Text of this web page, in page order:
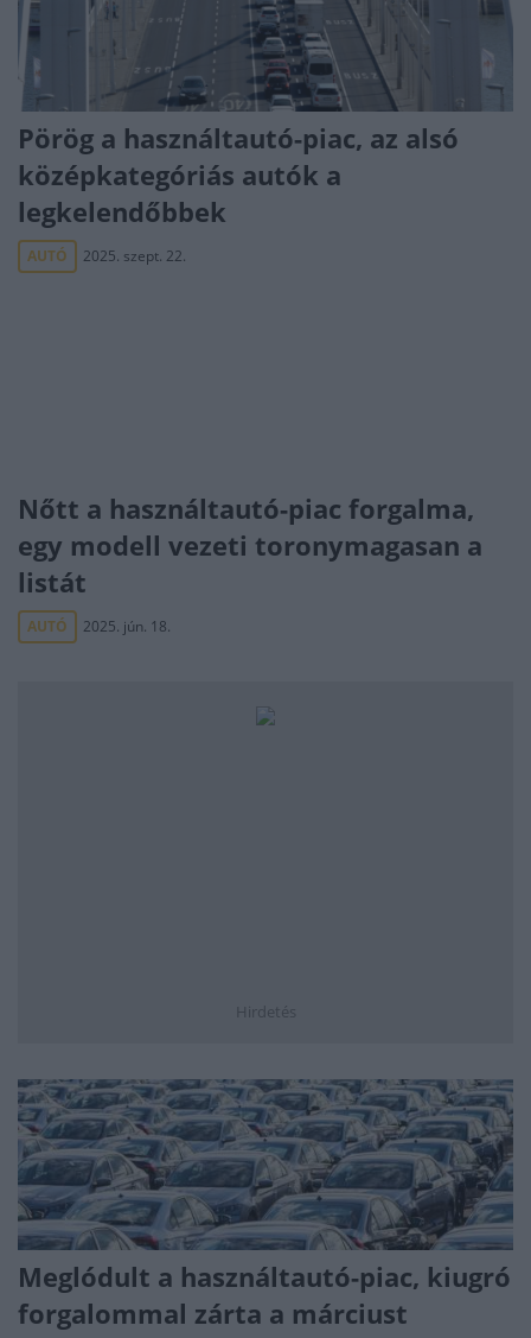
Pörög a használtautó-piac, az alsó
középkategóriás autók a
legkelendőbbek
AUTÓ 2025. szept. 22.
Nőtt a használtautó-piac forgalma,
egy modell vezeti toronymagasan a
listát
AUTÓ 2025. jún. 18.
Hirdetés
Meglódult a használtautó-piac, kiugró
forgalommal zárta a márciust